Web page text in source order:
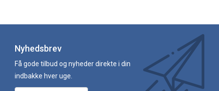
Nyhedsbrev
Få gode tilbud og nyheder direkte i din
indbakke hver uge.